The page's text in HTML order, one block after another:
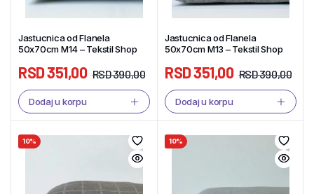
Jastucnica od Flanela
50x70cm M14 – Tekstil Shop
RSD390,00
RSD351,00
Dodaj u korpu
Jastucnica od Flanela
50x70cm M13 – Tekstil Shop
RSD390,00
RSD351,00
Dodaj u korpu
10% 10%